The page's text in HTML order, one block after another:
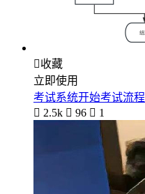
收藏
立即使用
考试系统开始考试流程
 2.5k  96  1